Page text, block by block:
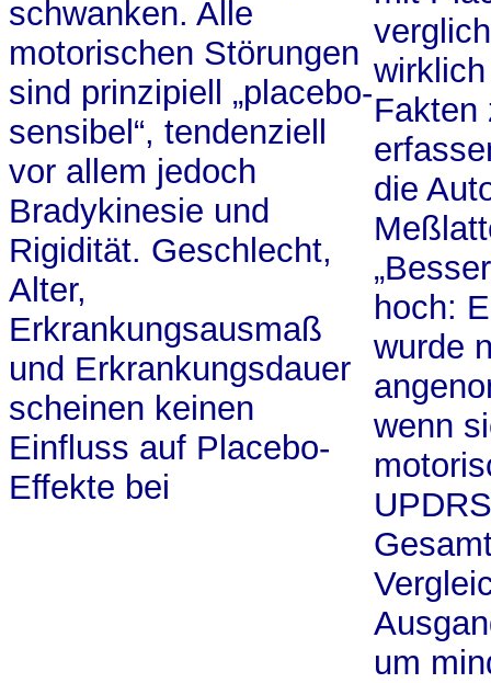
schwanken. Alle
motorischen Störungen
sind prinzipiell „placebo-
sensibel“, tendenziell
vor allem jedoch
Bradykinesie und
Rigidität. Geschlecht,
Alter,
Erkrankungsausmaß
und Erkrankungsdauer
scheinen keinen
Einfluss auf Placebo-
Effekte bei
wirklich
Fakten
die
hoch:
wurde
wenn
um